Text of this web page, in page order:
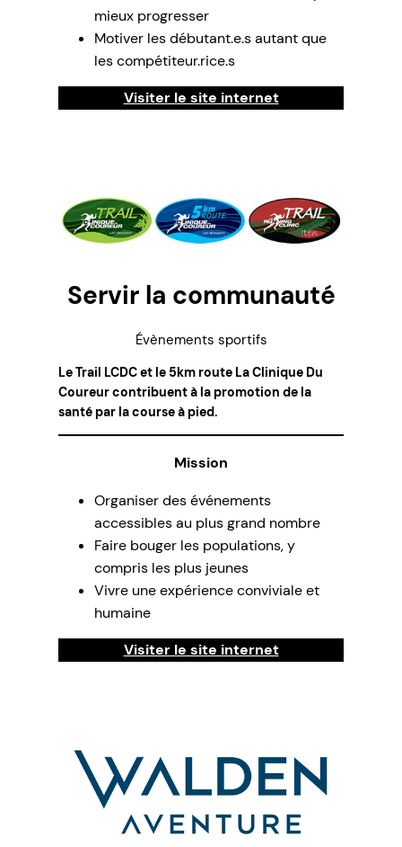
mieux progresser
Motiver les débutant.e.s autant que
les compétiteur.rice.s
Visiter le site internet
Servir la communauté
Évènements sportifs
Le Trail LCDC et le 5km route La Clinique Du
Coureur contribuent à la promotion de la
santé par la course à pied.
Mission
Organiser des événements
accessibles au plus grand nombre
Faire bouger les populations, y
compris les plus jeunes
Vivre une expérience conviviale et
humaine
Visiter le site internet